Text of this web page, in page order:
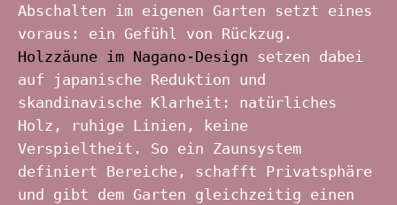
Abschalten im eigenen Garten setzt eines
voraus: ein Gefühl von Rückzug.
Holzzäune im Nagano-Design setzen dabei
auf japanische Reduktion und
skandinavische Klarheit: natürliches
Holz, ruhige Linien, keine
Verspieltheit. So ein Zaunsystem
definiert Bereiche, schafft Privatsphäre
und gibt dem Garten gleichzeitig einen